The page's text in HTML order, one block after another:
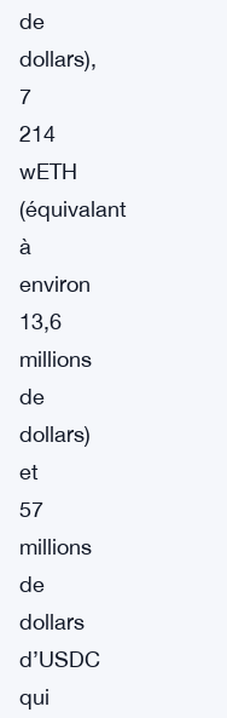
de
dollars),
7
214
wETH
(équivalant
à
environ
13,6
millions
de
dollars)
et
57
millions
de
dollars
d’USDC
qui